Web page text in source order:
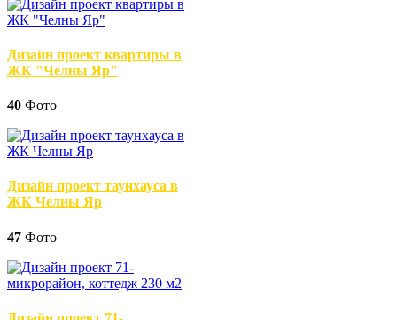
Дизайн проект квартиры в
ЖК "Челны Яр"
40 Фото
Дизайн проект таунхауса в
ЖК Челны Яр
47 Фото